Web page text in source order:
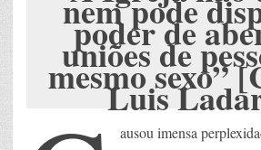
nem pode
poder de
uniões de
mesmo sexo”
Luis
ausou imensa